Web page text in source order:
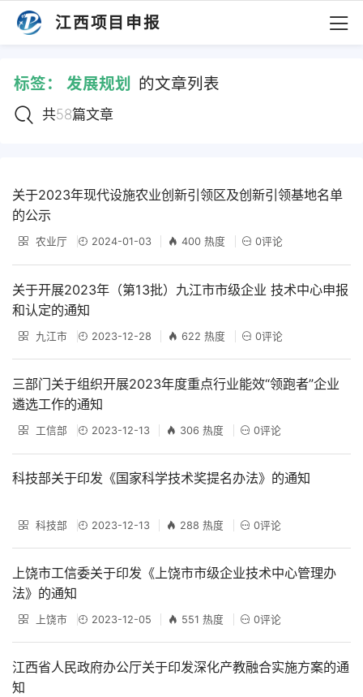
江西项目申报
标签： 发展规划 的文章列表
共58篇文章
关于2023年现代设施农业创新引领区及创新引领基地名单
的公示
农业厅 2024-01-03 400 热度 0评论
关于开展2023年（第13批）九江市市级企业 技术中心申报
和认定的通知
九江市 2023-12-28 622 热度 0评论
三部门关于组织开展2023年度重点行业能效“领跑者”企业
遴选工作的通知
工信部 2023-12-13 306 热度 0评论
科技部关于印发《国家科学技术奖提名办法》的通知
科技部 2023-12-13 288 热度 0评论
上饶市工信委关于印发《上饶市市级企业技术中心管理办
法》的通知
上饶市 2023-12-05 551 热度 0评论
江西省人民政府办公厅关于印发深化产教融合实施方案的通
知